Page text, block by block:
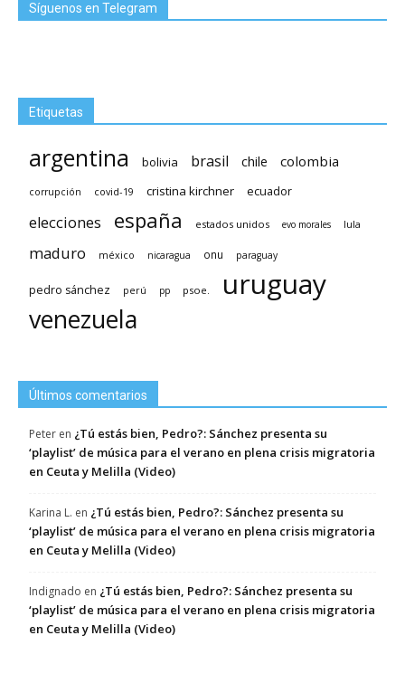
Síguenos en Telegram
Etiquetas
argentina bolivia brasil chile colombia
corrupción covid-19 cristina kirchner ecuador
elecciones españa estados unidos evo morales lula
maduro méxico nicaragua onu paraguay
pedro sánchez perú pp psoe. uruguay
venezuela
Últimos comentarios
Peter en ¿Tú estás bien, Pedro?: Sánchez presenta su
‘playlist’ de música para el verano en plena crisis migratoria
en Ceuta y Melilla (Video)
Karina L. en ¿Tú estás bien, Pedro?: Sánchez presenta su
‘playlist’ de música para el verano en plena crisis migratoria
en Ceuta y Melilla (Video)
Indignado en ¿Tú estás bien, Pedro?: Sánchez presenta su
‘playlist’ de música para el verano en plena crisis migratoria
en Ceuta y Melilla (Video)